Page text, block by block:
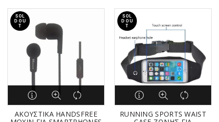
SOL
D OU
T
ΑΚΟΥΣΤΙΚΑ HANDSFREE
SOL
D OU
T
RUNNING SPORTS WAIST